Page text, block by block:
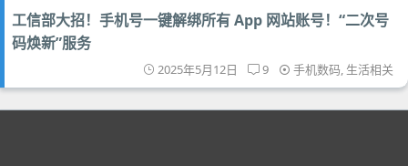
工信部大招！手机号一键解绑所有 App 网站账号！“二次号
码焕新”服务
2025年5月12日 9 手机数码, 生活相关